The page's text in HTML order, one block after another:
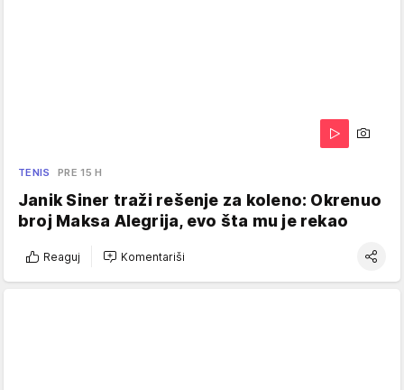
TENIS PRE 15 H
Janik Siner traži rešenje za koleno: Okrenuo
broj Maksa Alegrija, evo šta mu je rekao
Reaguj Komentariši